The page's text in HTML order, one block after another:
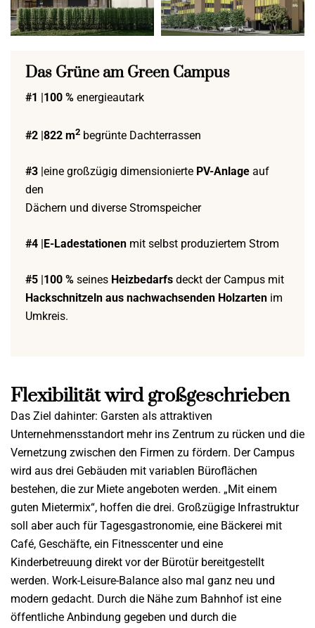
Das Grüne am Green Campus
#1 |100 %energieautark
#2|822 m2begrünte Dachterrassen
#3|eine großzügig dimensionierte PV-Anlageauf
den
Dächern und diverse Stromspeicher
#4|E-Ladestationenmit selbst produziertem Strom
#5 |100 %seines Heizbedarfsdeckt der Campus mit
Hackschnitzeln aus nachwachsenden Holzartenim
Umkreis.
Flexibilität wird großgeschrieben
Das Ziel dahinter: Garsten als attraktiven
Unternehmensstandort mehr ins Zentrum zu rücken und die
Vernetzung zwischen den Firmen zu fördern. Der Campus
wird aus drei Gebäuden mit variablen Büroflächen
bestehen, die zur Miete angeboten werden. „Mit einem
guten Mietermix“, hoffen die drei. Großzügige Infrastruktur
soll aber auch für Tagesgastronomie, eine Bäckerei mit
Café, Geschäfte, ein Fitnesscenter und eine
Kinderbetreuung direkt vor der Bürotür bereitgestellt
werden. Work-Leisure-Balance also mal ganz neu und
modern gedacht. Durch die Nähe zum Bahnhof ist eine
öffentliche Anbindung gegeben und durch die